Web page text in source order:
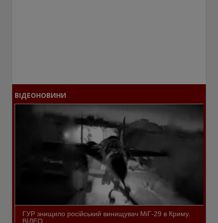
ВІДЕОНОВИНИ
ГУР знищило російський винищувач МіГ-29 в Криму.
ВІДЕО